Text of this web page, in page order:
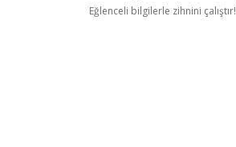
Eğlenceli bilgilerle zihnini çalıştır!